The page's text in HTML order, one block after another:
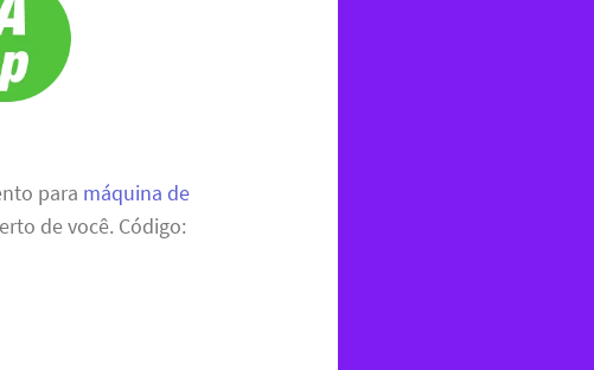
para máquina de
de você. Código: